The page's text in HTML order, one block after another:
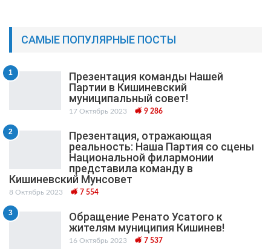
САМЫЕ ПОПУЛЯРНЫЕ ПОСТЫ
1
Презентация команды Нашей
Партии в Кишиневский
муниципальный cовет!
17 Октябрь 2023 9 286
2
Презентация, отражающая
реальность: Наша Партия со сцены
Национальной филармонии
представила команду в
Кишиневский Мунсовет
8 Октябрь 2023 7 554
3
Обращение Ренато Усатого к
жителям муниципия Кишинев!
16 Октябрь 2023 7 537